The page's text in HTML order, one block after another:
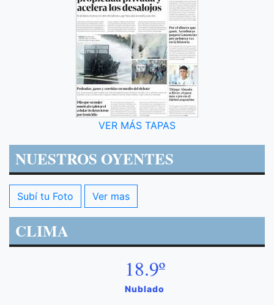
VER MÁS TAPAS
NUESTROS OYENTES
Subí tu Foto Ver mas
CLIMA
18.9º
Nublado